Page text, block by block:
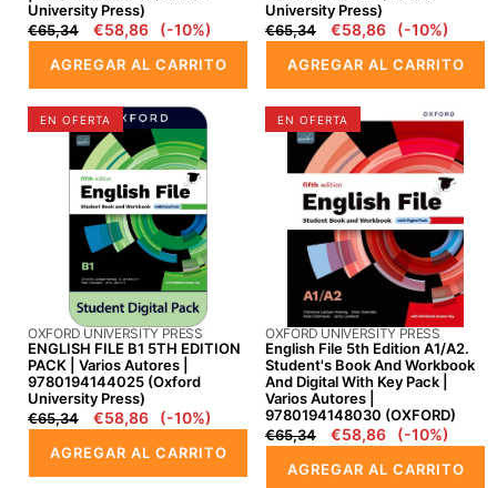
University
Press)
University Press)
Precio
€65,34
Precio
oferta
€58,86 (-10%)
AGREGAR AL CARRITO
University
Press)
University Press)
Precio
€65,34
Precio
oferta
€58,86 (-10%)
AGREGAR AL CARRITO
ENGLISH
EDITION
Varios
autores
|
9780194144025
(Oxford
University
Press)
EN OFERTA
PROVEEDOR:
OXFORD UNIVERSITY PRESS
ENGLISH FILE B1 5TH EDITION
PACK | Varios Autores |
9780194144025 (Oxford
University Press)
Precio
€65,34
Precio
oferta
€58,86 (-10%)
AGREGAR AL CARRITO
English
Edition
A1/A2.
Student's
Workbook
and
digital
with
Key
Pack
EN OFERTA
PROVEEDOR:
OXFORD UNIVERSITY PRESS
English File 5th Edition A1/A2.
Student's Book And Workbook
And Digital With Key Pack |
Varios Autores |
9780194148030 (OXFORD)
Precio
€65,34
Precio
oferta
€58,86 (-10%)
AGREGAR AL CARRITO